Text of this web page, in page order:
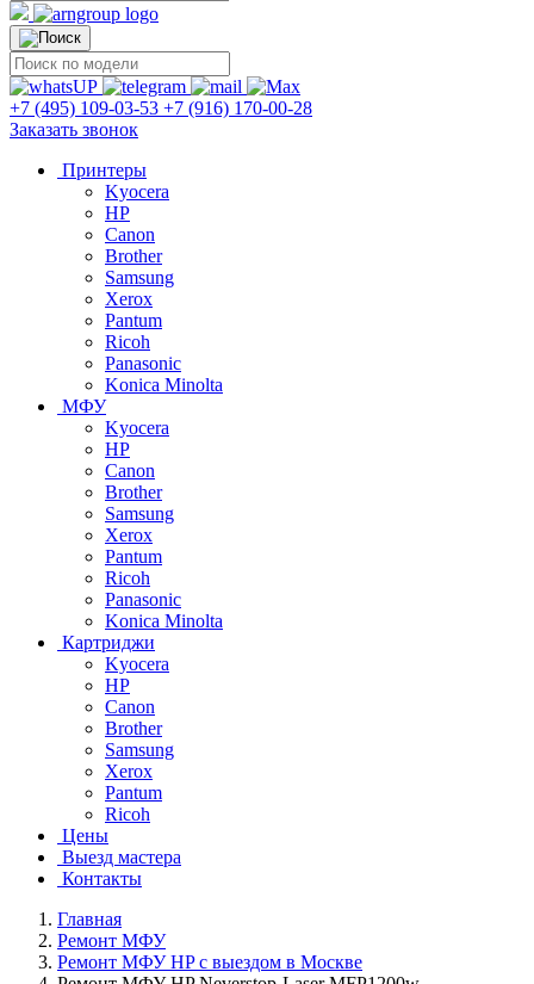
+7 (495) 109-03-53 +7 (916) 170-00-28
Заказать звонок
Принтеры
Kyocera
HP
Canon
Brother
Samsung
Xerox
Pantum
Ricoh
Panasonic
Konica Minolta
МФУ
Kyocera
HP
Canon
Brother
Samsung
Xerox
Pantum
Ricoh
Panasonic
Konica Minolta
Картриджи
Kyocera
HP
Canon
Brother
Samsung
Xerox
Pantum
Ricoh
Цены
Выезд мастера
Контакты
Главная
Ремонт МФУ
Ремонт МФУ HP с выездом в Москве